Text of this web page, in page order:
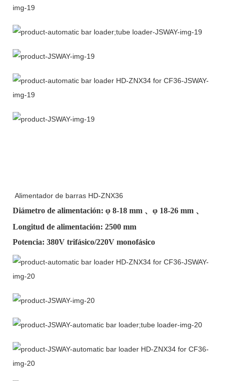
Alimentador de barras HD-ZNX36
Diámetro de alimentación: φ 8-18 mm 、φ 18-26 mm 、
Longitud de alimentación: 2500 mm
Potencia: 380V trifásico/220V monofásico